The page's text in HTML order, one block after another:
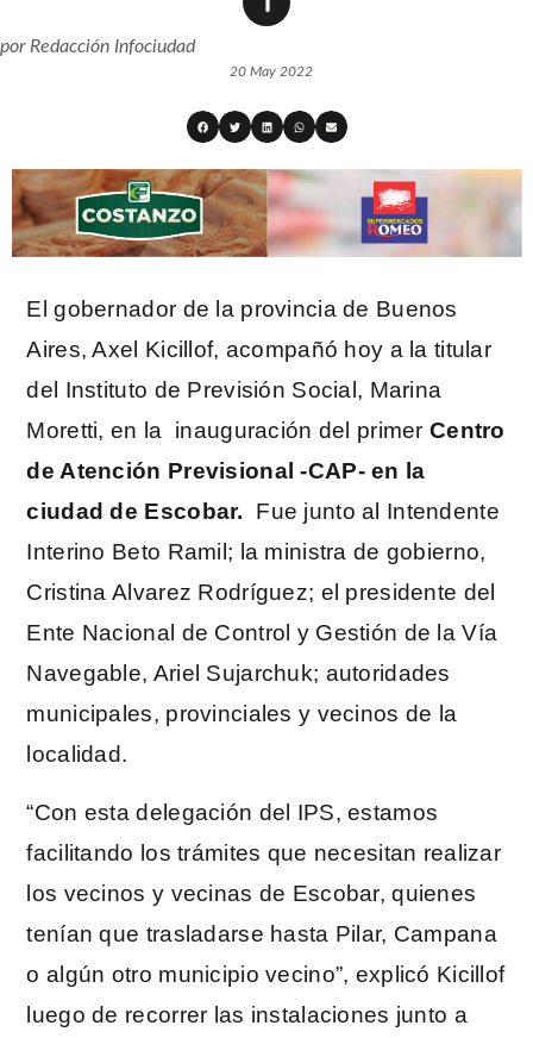
porRedacción Infociudad
20 May 2022
El gobernador de la provincia de Buenos
Aires, Axel Kicillof, acompañó hoy a la titular
del Instituto de Previsión Social, Marina
Moretti, en la inauguración del primer Centro
de Atención Previsional -CAP- en la
ciudad de Escobar.
Fue junto al Intendente
Interino Beto Ramil; la ministra de gobierno,
Cristina Alvarez Rodríguez; el presidente del
Ente Nacional de Control y Gestión de la Vía
Navegable, Ariel Sujarchuk; autoridades
municipales, provinciales y vecinos de la
localidad.
“Con esta delegación del IPS, estamos
facilitando los trámites que necesitan realizar
los vecinos y vecinas de Escobar, quienes
tenían que trasladarse hasta Pilar, Campana
o algún otro municipio vecino”, explicó Kicillof
luego de recorrer las instalaciones junto a